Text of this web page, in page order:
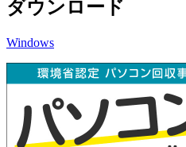
ダウンロード
Windows